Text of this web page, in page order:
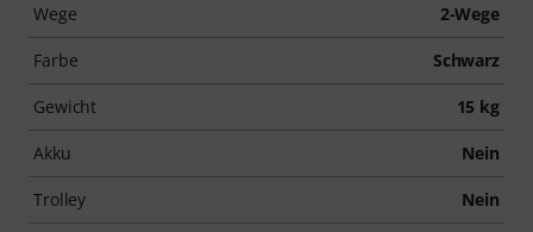
Wege 2-Wege
Farbe Schwarz
Gewicht 15 kg
Akku Nein
Trolley Nein